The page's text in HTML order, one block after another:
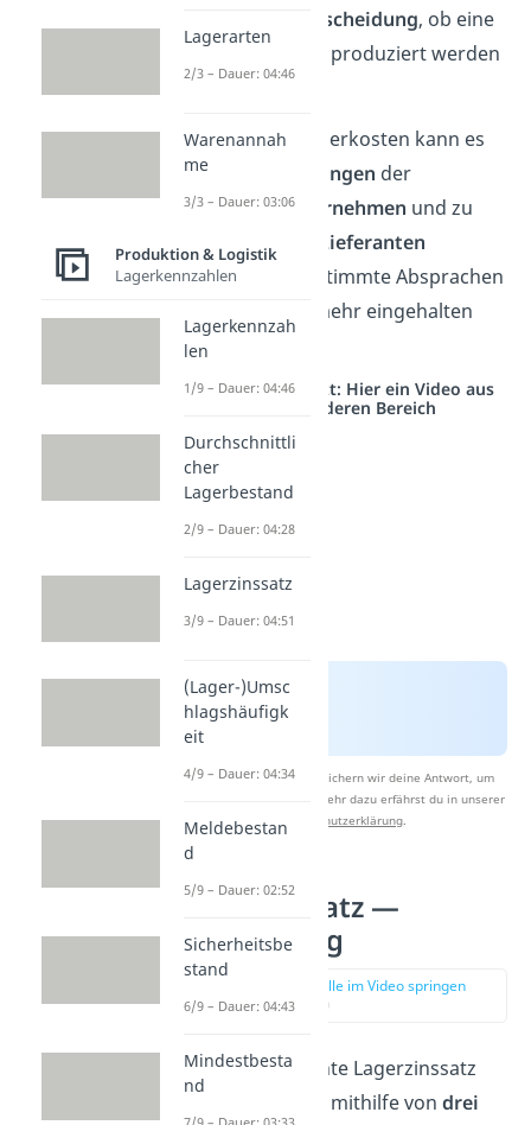
Entscheidung, ob eine
bestimmte Ware produziert werden
soll oder nicht.
Bei zu hohen Lagerkosten kann es
nämlich
Störungen der
Abläufeim Unternehmen und zu
Problemen mit Lieferanten
kommen, da bestimmte Absprachen
eventuell nicht mehr eingehalten
werden können.
Studyflix vernetzt: Hier ein Video aus
einem anderen Bereich
Nach Beantwortung speichern wir deine Antwort, um
Studyflix zu verbessern. Mehr dazu erfährst du in unserer
Datenschutzerklärung.
Lagerzinssatz —
Berechnung
zur Stelle im Video springen
(01:33)
Die oben genannte Lagerzinssatz
Formel lässt sich mithilfe vondrei
Lagerarten
2/3 – Dauer: 04:46
Warenannah
me
3/3 – Dauer: 03:06
Produktion & Logistik
Lagerkennzahlen
Lagerkennzah
len
1/9 – Dauer: 04:46
Durchschnittli
cher
Lagerbestand
2/9 – Dauer: 04:28
Lagerzinssatz
3/9 – Dauer: 04:51
(Lager-)Umsc
hlagshäufigk
eit
4/9 – Dauer: 04:34
Meldebestan
d
5/9 – Dauer: 02:52
Sicherheitsbe
stand
6/9 – Dauer: 04:43
Mindestbesta
nd